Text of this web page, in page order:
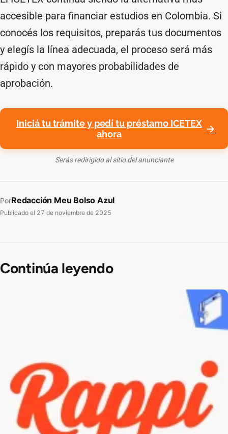
accesible para financiar estudios en Colombia. Si
conocés los requisitos, preparás tus documentos
y elegís la línea adecuada, el proceso será más
rápido y con mayores probabilidades de
aprobación.
Iniciá tu trámite y pedí tu préstamo ICETEX
ahora
Serás redirigido al sitio del anunciante
PorRedacción Meu Bolso Azul
Publicado el 27 de noviembre de 2025
Continúa leyendo